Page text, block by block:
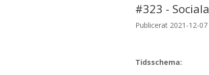
#323 -
Publicerat 2021-12-07
Tidsschema: